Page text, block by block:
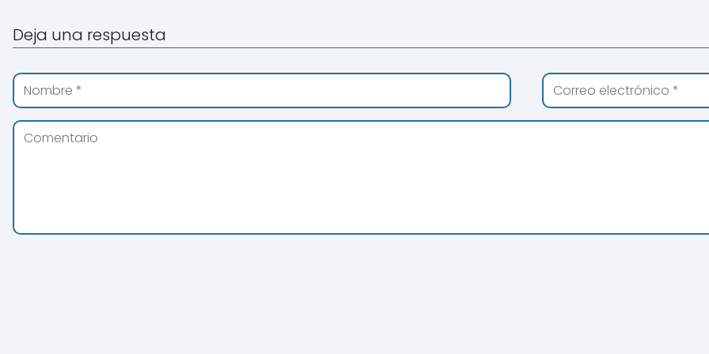
Deja una respuesta